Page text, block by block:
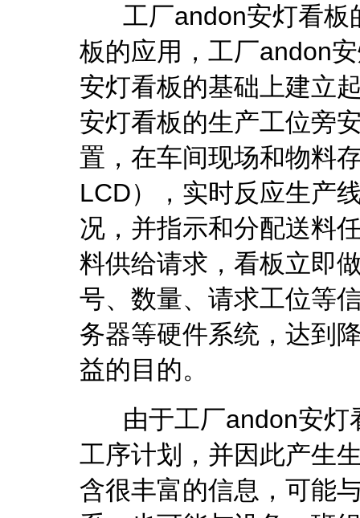
工厂andon安灯看板
板的应用，工厂andon
安灯看板的基础上建立
安灯看板的生产工位旁
置，在车间现场和物料
LCD），实时反应生产
况，并指示和分配送料
料供给请求，看板立即
号、数量、请求工位等
务器等硬件系统，达到
益的目的。
由于工厂andon安灯
工序计划，并因此产生
含很丰富的信息，可能